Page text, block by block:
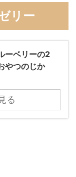
リー
ーベリーの2
やつのじか
る